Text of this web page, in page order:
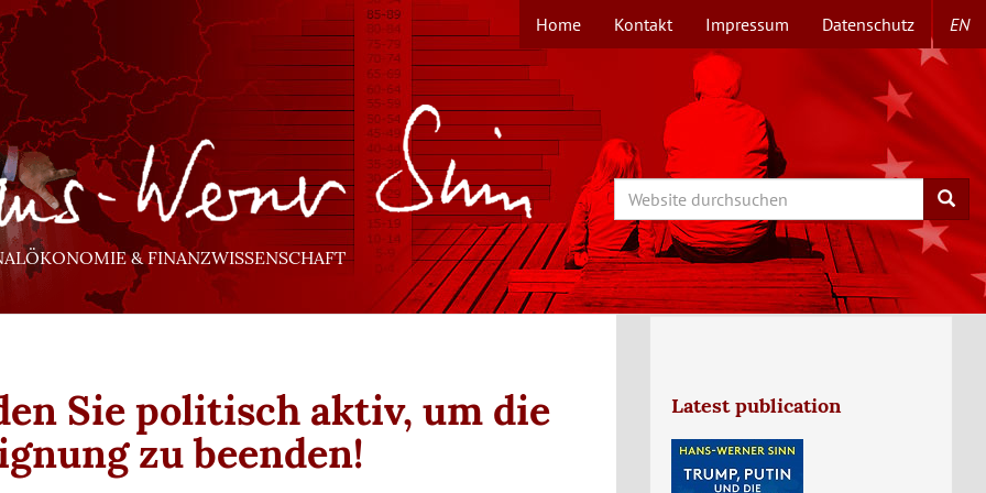
TOPMENÜ
Home Kontakt Impressum Datenschutz EN
& FINANZWISSENSCHAFT
Search Search
Sie politisch aktiv, um die
zu beenden!
Latest publication